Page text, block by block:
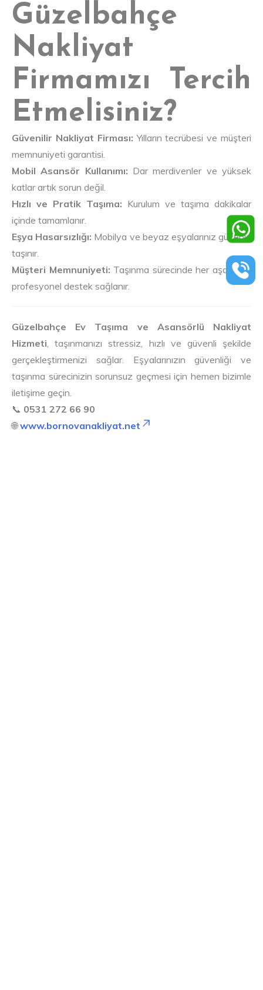
Güzelbahçe
Nakliyat
Firmamızı Tercih
Etmelisiniz?
Güvenilir Nakliyat Firması: Yılların tecrübesi ve müşteri
memnuniyeti garantisi.
Mobil Asansör Kullanımı: Dar merdivenler ve yüksek
katlar artık sorun değil.
Hızlı ve Pratik Taşıma: Kurulum ve taşıma dakikalar
içinde tamamlanır.
Eşya Hasarsızlığı: Mobilya ve beyaz eşyalarınız güvenle
taşınır.
Müşteri Memnuniyeti: Taşınma sürecinde her aşamada
profesyonel destek sağlanır.
Güzelbahçe Ev Taşıma ve Asansörlü Nakliyat
Hizmeti , taşınmanızı stressiz, hızlı ve güvenli şekilde
gerçekleştirmenizi sağlar. Eşyalarınızın güvenliği ve
taşınma sürecinizin sorunsuz geçmesi için hemen bizimle
iletişime geçin.
📞 0531 272 66 90
🌐www.bornovanakliyat.net